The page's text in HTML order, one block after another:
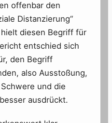
offenbar den
Distanzierung“
diesen Begriff für
entschied sich
den Begriff
also Ausstoßung,
und die
ausdrückt.